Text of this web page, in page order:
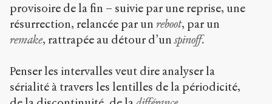
provisoire de la fin – suivie par une reprise, une
résurrection, relancée par un reboot, par un
remake, rattrapée au détour d’unspinoff.
Penser les intervalles veut dire analyser la
sérialité à travers les lentilles de la périodicité,